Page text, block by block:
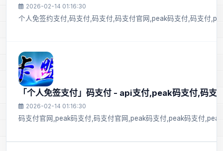
2026-02-14 01:16:30
个人免签约支付,码支付,码支付,码支付官网,peak码支付,码支付
「个人免签支付」码支付 - api支付,peak码支付,码支
2026-02-14 01:16:30
码支付官网,peak码支付,码支付官网,peak码支付,peak码支付